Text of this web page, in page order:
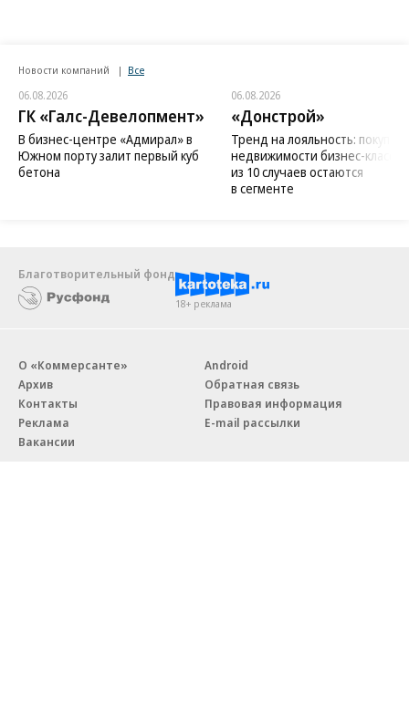
Новости компаний Все
06.08.2026
ГК «Галс-Девелопмент»
В бизнес-центре «Адмирал» в
Южном порту залит первый куб
бетона
06.08.2026
«Донстрой»
Тренд на лояльность:
недвижимости бизнес-класса
из 10 случаев остаются
в сегменте
Благотворительный фонд
18+ реклама
О «Коммерсанте»
Архив
Контакты
Реклама
Вакансии
Android
Обратная связь
Правовая информация
E-mail рассылки